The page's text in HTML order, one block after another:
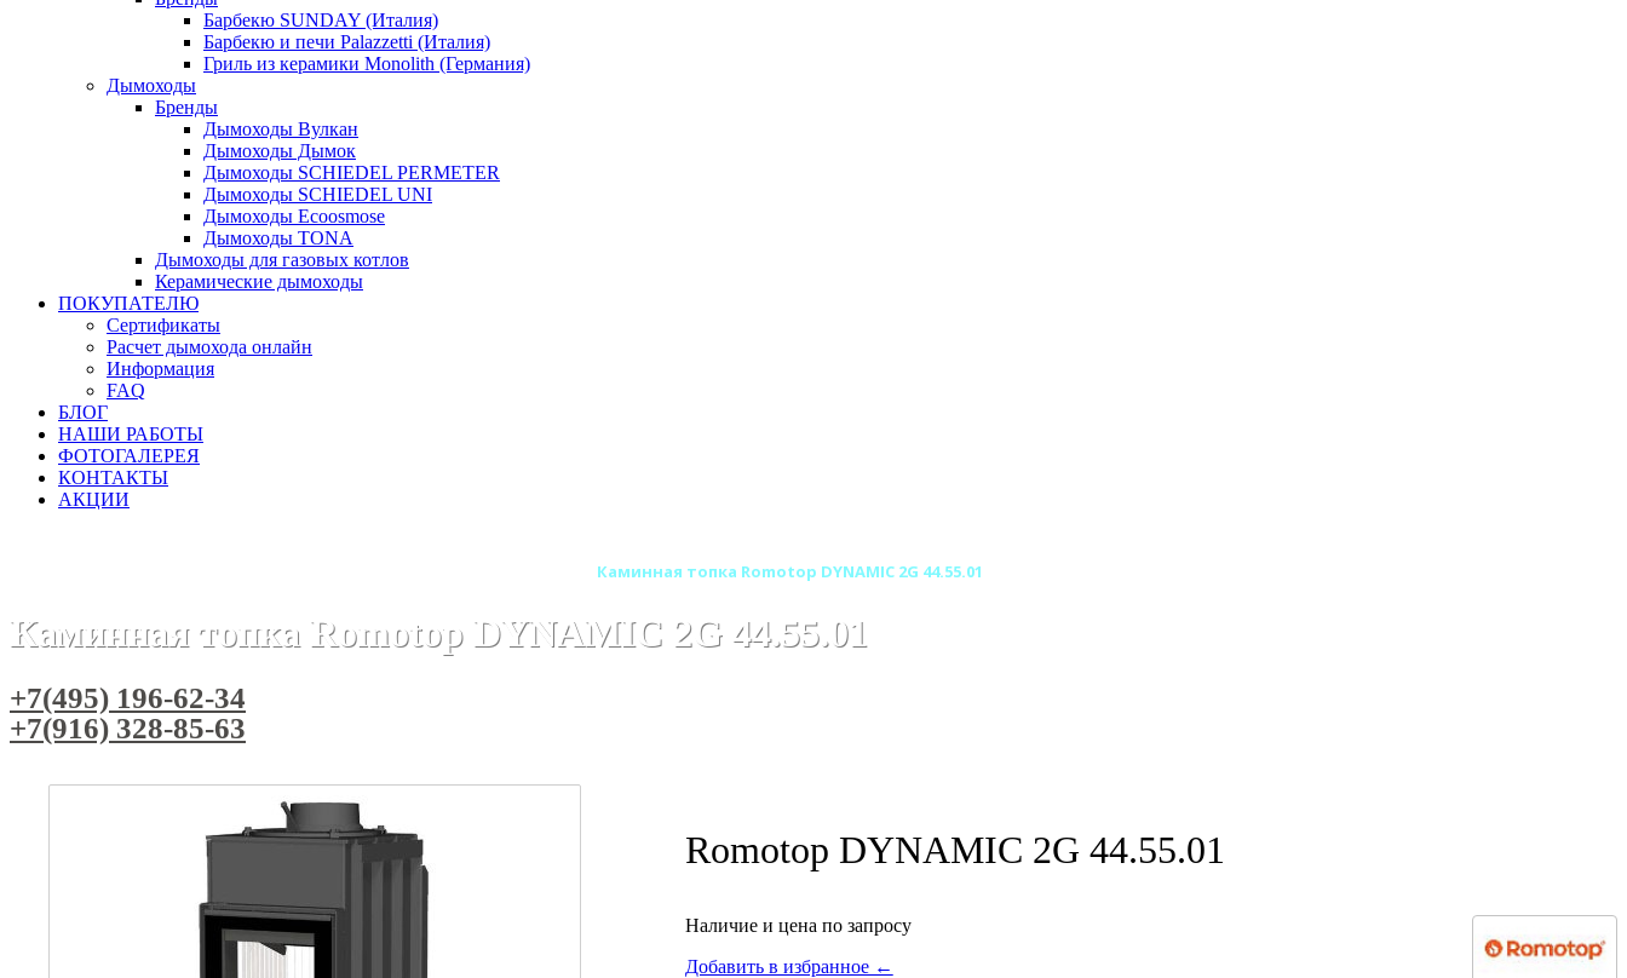
Барбекю SUNDAY (Италия)
Барбекю и печи Palazzetti (Италия)
Гриль из керамики Monolith (Германия)
Дымоходы
Бренды
Дымоходы Вулкан
Дымоходы Дымок
Дымоходы SCHIEDEL PERMETER
Дымоходы SCHIEDEL UNI
Дымоходы Ecoosmose
Дымоходы TONA
Дымоходы для газовых котлов
Керамические дымоходы
ПОКУПАТЕЛЮ
Сертификаты
Расчет дымохода онлайн
Информация
FAQ
БЛОГ
НАШИ РАБОТЫ
ФОТОГАЛЕРЕЯ
КОНТАКТЫ
АКЦИИ
Каминная топка Romotop DYNAMIC 2G 44.55.01
Каминная топка Romotop DYNAMIC 2G 44.55.01
+7(495) 196-62-34
+7(916) 328-85-63
Romotop DYNAMIC 2G 44.55.01
Наличие и цена по запросу
Добавить в избранное ←